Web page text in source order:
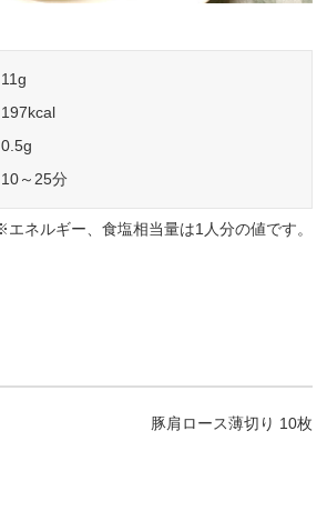
11g
197kcal
0.5g
10～25分
エネルギー、食塩相当量は1人分の値です。
豚肩ロース薄切り 10枚